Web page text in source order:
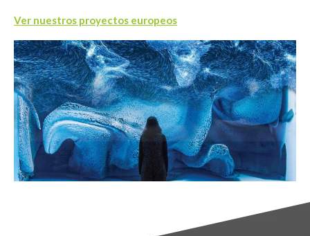
Ver nuestros proyectos europeos